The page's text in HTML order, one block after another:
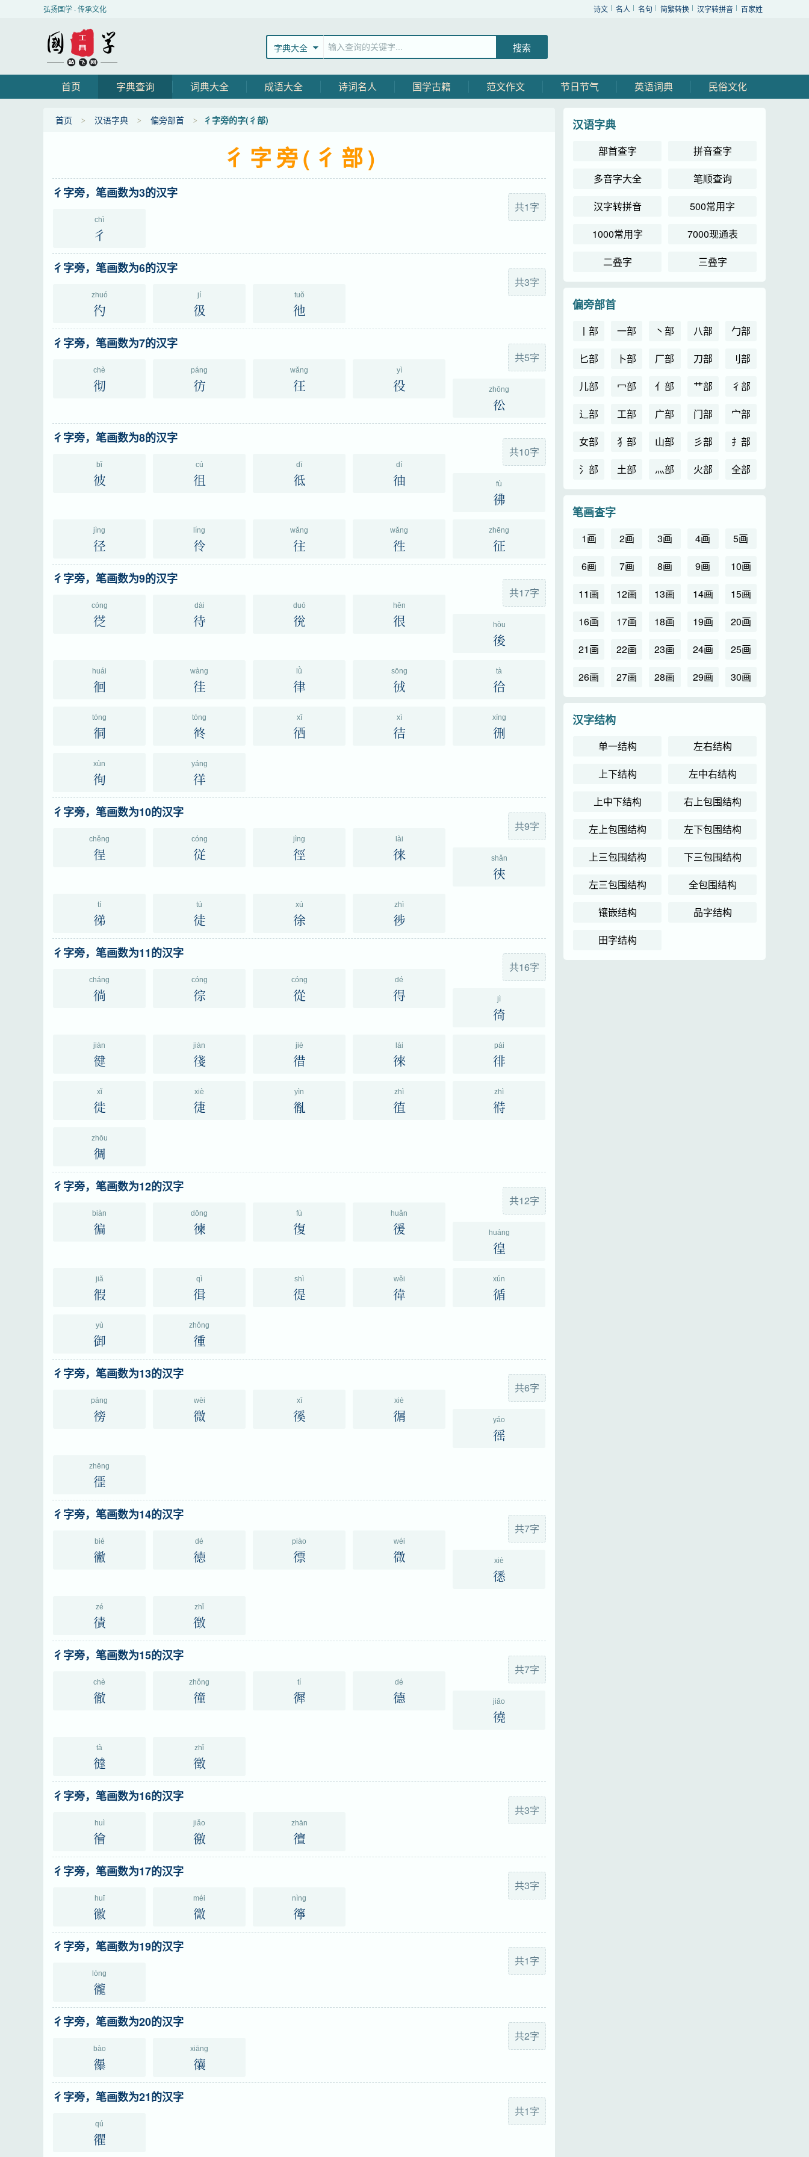
弘扬国学 · 传承文化 诗文 名人 名句 简繁转换 汉字转拼音 百家姓
字典大全
首页 字典查询 词典大全 成语大全 诗词名人 国学古籍 范文作文 节日节气 英语词典 民俗文化
首页 汉语字典 偏旁部首 彳字旁的字(彳部)
彳字旁(彳部)
共1字
彳字旁，笔画数为3的汉字
chì
彳
共3字
彳字旁，笔画数为6的汉字
zhuó
彴
jí
彶
tuǒ
彵
共5字
彳字旁，笔画数为7的汉字
chè
彻
páng
彷
wǎng
彺
yì
役 zhōng
彸
共10字
彳字旁，笔画数为8的汉字
bǐ
彼
cú
徂
dī
彽
dí
㣙 fù
彿
jìng
径
líng
彾
wǎng
往
wǎng
徃
zhēng
征
共17字
彳字旁，笔画数为9的汉字
cóng
徔
dài
待
duó
㣞
hěn
很 hòu
後
huái
徊
wàng
徍
lǜ
律
sōng
㣝
tà
㣛
tóng
㣚
tóng
㣠
xī
徆
xì
㣟
xíng
㣜
xùn
徇
yáng
徉
共9字
彳字旁，笔画数为10的汉字
chěng
徎
cóng
従
jìng
徑
lài
徕 shǎn
㣣
tí
㣢
tú
徒
xú
徐
zhì
徏
共16字
彳字旁，笔画数为11的汉字
cháng
徜
cóng
徖
cóng
從
dé
得 jì
徛
jiàn
徤
jiàn
㣤
jiè
徣
lái
徠
pái
徘
xǐ
徙
xiè
徢
yìn
㣧
zhì
徝
zhì
㣥
zhōu
徟
共12字
彳字旁，笔画数为12的汉字
biàn
徧
dōng
徚
fù
復
huǎn
㣪 huáng
徨
jiǎ
徦
qì
㣬
shì
徥
wěi
徫
xún
循
yù
御
zhǒng
㣫
共6字
彳字旁，笔画数为13的汉字
páng
徬
wēi
微
xī
徯
xiè
㣯 yáo
徭
zhēng
徰
共7字
彳字旁，笔画数为14的汉字
bié
徶
dé
徳
piào
徱
wéi
㣲 xiè
㣰
zé
㣱
zhǐ
徴
共7字
彳字旁，笔画数为15的汉字
chè
徹
zhǒng
徸
tí
徲
dé
德 jiǎo
徺
tà
㣵
zhǐ
徵
共3字
彳字旁，笔画数为16的汉字
huì
徻
jiǎo
徼
zhān
㣶
共3字
彳字旁，笔画数为17的汉字
huī
徽
méi
徾
nìng
㣷
共1字
彳字旁，笔画数为19的汉字
lòng
徿
共2字
彳字旁，笔画数为20的汉字
bào
忁
xiāng
忀
共1字
彳字旁，笔画数为21的汉字
qú
忂
汉语字典
部首查字
拼音查字
多音字大全
笔顺查询
汉字转拼音
500常用字
1000常用字
7000现通表
二叠字
三叠字
偏旁部首
丨部 一部 丶部 八部
勹部
匕部
卜部 厂部 刀部
刂部
儿部
冖部 亻部 艹部
彳部
辶部
工部 广部 门部
宀部
女部
犭部 山部 彡部
扌部
氵部
土部 灬部 火部 全部
笔画查字
1画 2画 3画 4画
5画
6画
7画 8画 9画
10画
11画
12画 13画 14画
15画
16画
17画 18画 19画
20画
21画
22画 23画 24画
25画
26画
27画 28画 29画 30画
汉字结构
单一结构
左右结构
上下结构
左中右结构
上中下结构
右上包围结构
左上包围结构
左下包围结构
上三包围结构
下三包围结构
左三包围结构
全包围结构
镶嵌结构
品字结构
田字结构